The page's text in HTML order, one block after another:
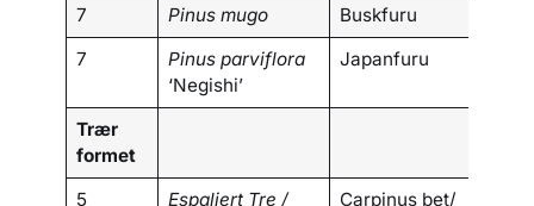
7 Pinus mugo
Buskfuru
7
Pinus parviflora
‘Negishi’
Japanfuru
Trær
formet
5
Espaliert Tre /
Carpinus bet/